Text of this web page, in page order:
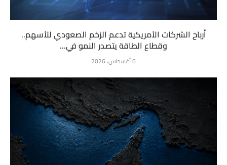
أرباح الشركات الأمريكية تدعم الزخم الصعودي للأسهم..
وقطاع الطاقة يتصدر النمو في...
6 أغسطس، 2026